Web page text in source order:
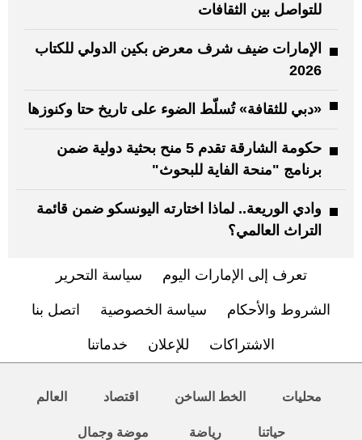
للتواصل بين الثقافات
الإمارات ضيف شرف معرض بكين الدولي للكتاب
2026
«دبي للثقافة» تُسلّط الضوء على تاريخ حتا وكنوزها
حكومة الشارقة تقدم 5 منح بحثية دولية ضمن
برنامج "منحة الفاية للبحوث"
وادي الوريعة.. لماذا اختارته اليونسكو ضمن قائمة
التراث العالمي؟
تعرف إلى الإمارات اليوم سياسة التحرير
الشروط والأحكام سياسة الخصوصية اتصل بنا
الاشتراكات للإعلان خدماتنا
محليات الخط الساخن اقتصاد العالم
حياتنا رياضة موضة وجمال